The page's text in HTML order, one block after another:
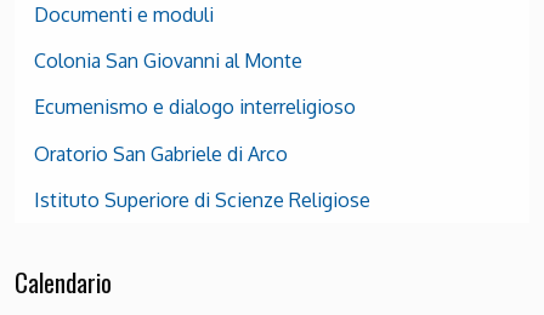
Documenti e moduli
Colonia San Giovanni al Monte
Ecumenismo e dialogo interreligioso
Oratorio San Gabriele di Arco
Istituto Superiore di Scienze Religiose
Calendario